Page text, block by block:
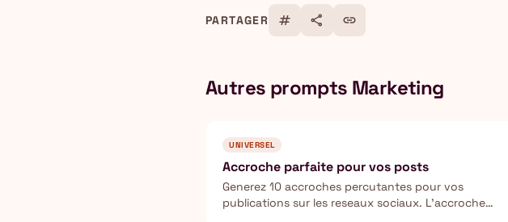
PARTAGER tag share link
Autres prompts Marketing
UNIVERSEL
Accroche parfaite pour vos posts
Generez 10 accroches percutantes pour vos
publications sur les reseaux sociaux. L'accroche